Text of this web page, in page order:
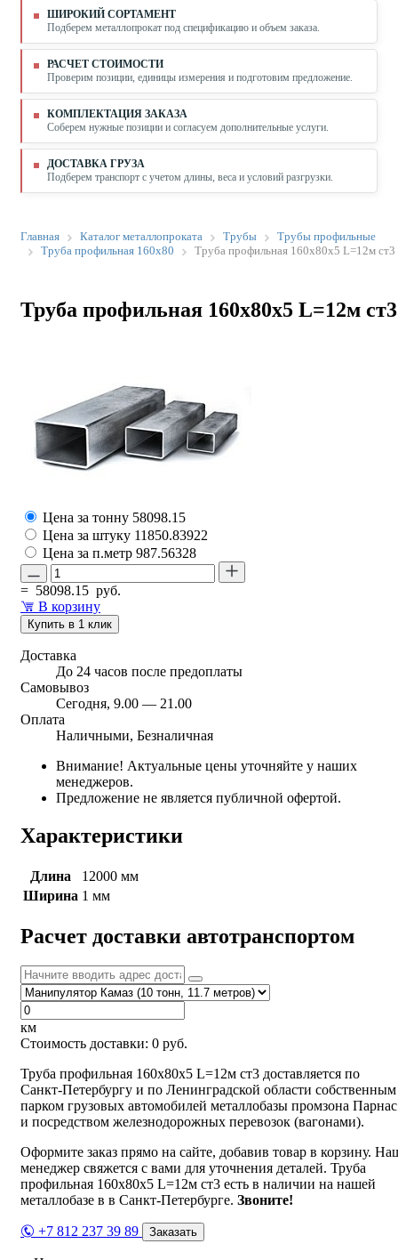
ШИРОКИЙ СОРТАМЕНТ
Подберем металлопрокат под спецификацию и объем заказа.
РАСЧЕТ СТОИМОСТИ
Проверим позиции, единицы измерения и подготовим предложение.
КОМПЛЕКТАЦИЯ ЗАКАЗА
Соберем нужные позиции и согласуем дополнительные услуги.
ДОСТАВКА ГРУЗА
Подберем транспорт с учетом длины, веса и условий разгрузки.
Главная Каталог металлопроката Трубы
Трубы профильные
Труба профильная 160х80
Труба профильная 160х80х5 L=12м ст3
Труба профильная 160х80х5 L=12м ст3
Цена за тонну 58098.15
Цена за штуку 11850.83922
Цена за п.метр 987.56328
= 58098.15 руб.
В корзину
Купить в 1 клик
Доставка
До 24 часов после предоплаты
Самовывоз
Сегодня, 9.00 — 21.00
Оплата
Наличными, Безналичная
Внимание! Актуальные цены уточняйте у наших
менеджеров.
Предложение не является публичной офертой.
Характеристики
Длина
12000 мм
Ширина 1 мм
Расчет доставки автотранспортом
км
Стоимость доставки: 0 руб.
Труба профильная 160х80х5 L=12м ст3 доставляется по
Санкт-Петербургу и по Ленинградской области собственным
парком грузовых автомобилей металлобазы промзона Парнас
и посредством железнодорожных перевозок (вагонами).
Оформите заказ прямо на сайте, добавив товар в корзину.
менеджер свяжется с вами для уточнения деталей. Труба
профильная 160х80х5 L=12м ст3 есть в наличии на нашей
металлобазе в в Санкт-Петербурге. Звоните!
+7 812 237 39 89 Заказать